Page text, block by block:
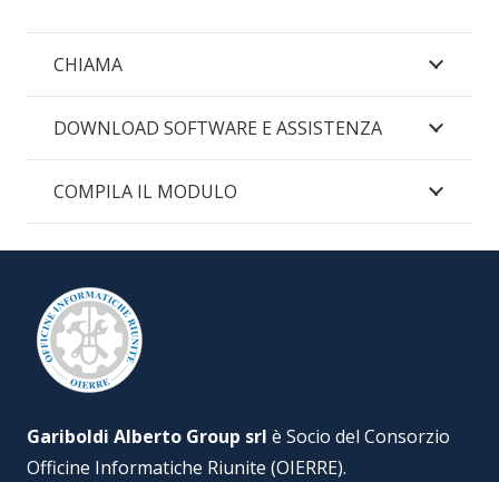
CHIAMA
DOWNLOAD SOFTWARE E ASSISTENZA
COMPILA IL MODULO
Gariboldi Alberto Group srl è Socio del Consorzio
Officine Informatiche Riunite (OIERRE).